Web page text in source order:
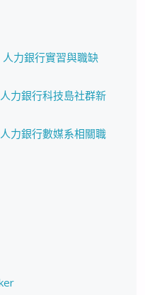
力銀行實習與職缺
力銀行科技島社群新
力銀行數媒系相關職